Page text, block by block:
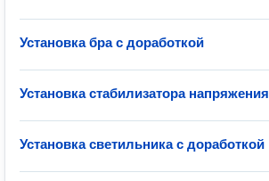
Установка бра с доработкой
Установка стабилизатора напряжения
Установка светильника с доработкой